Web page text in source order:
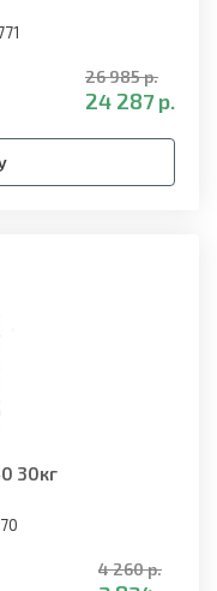
26 985 р.
24 287 р.
30кг
4 260 р.